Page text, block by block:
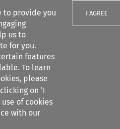
to provide you
us to
for you.
features
To learn
please
on ‘I
use of cookies
with our
I AGREE